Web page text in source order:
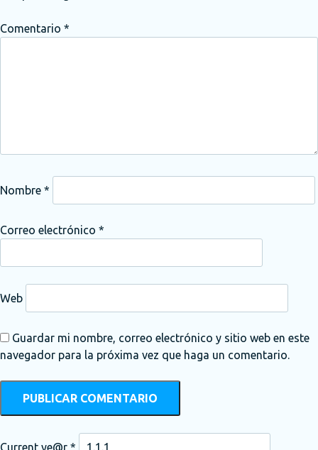
Comentario *
Nombre *
Correo electrónico *
Web
Guardar mi nombre, correo electrónico y sitio web en este
navegador para la próxima vez que haga un comentario.
Current ye@r *